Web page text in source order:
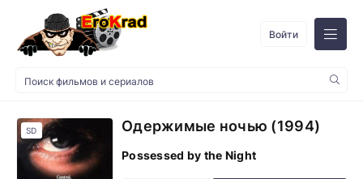
Войти
Одержимые ночью (1994)
Possessed by the Night
SD